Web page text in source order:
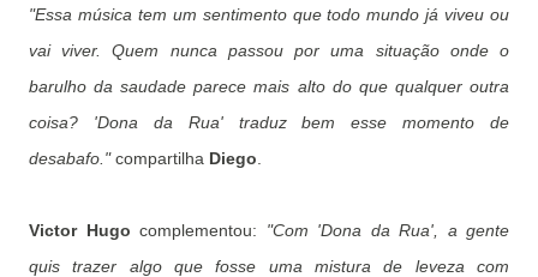
"Essa música tem um sentimento que todo mundo já viveu ou
vai viver. Quem nunca passou por uma situação onde o
barulho da saudade parece mais alto do que qualquer outra
coisa? 'Dona da Rua' traduz bem esse momento de
desabafo."compartilha Diego
Victor Hugo complementou: "Com 'Dona da Rua', a gente
quis trazer algo que fosse uma mistura de leveza com